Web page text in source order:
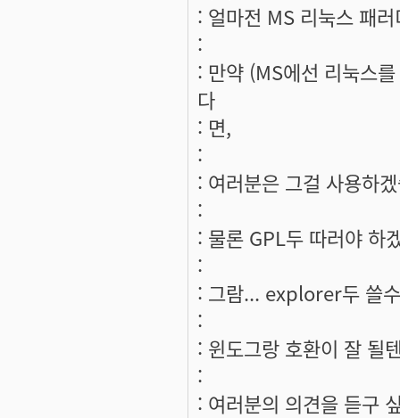
: 얼마전 MS 리눅스 패
:
: 만약 (MS에선 리눅스
다
: 면,
:
: 여러분은 그걸 사용하
:
: 물론 GPL두 따러야 하
:
: 그람... explorer두 쓸
:
: 윈도그랑 호환이 잘 될
:
: 여러분의 의견을 듣구